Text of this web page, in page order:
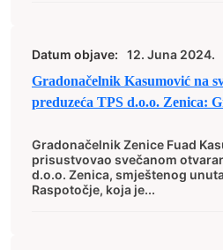
Datum objave:
12. Juna 2024.
Gradonačelnik Kasumović na
preduzeća TPS d.o.o. Zenica:
Gradonačelnik Zenice Fuad
prisustvovao svečanom
d.o.o. Zenica, smještenog
Raspotočje, koja je...